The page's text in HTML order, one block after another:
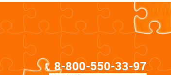
8-800-550-33-97